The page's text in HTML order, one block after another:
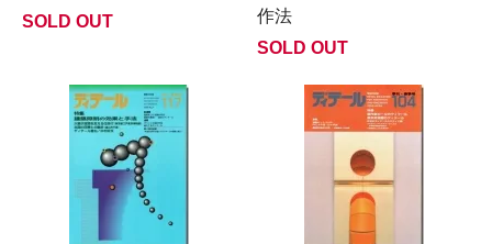
SOLD OUT
作法
SOLD OUT